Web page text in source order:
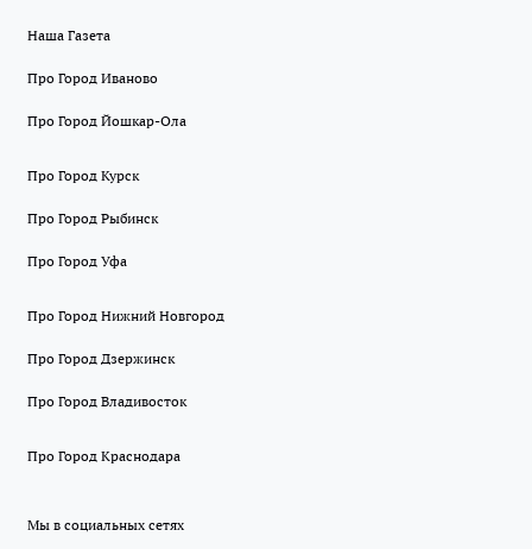
Наша Газета
Про Город Иваново
Про Город Йошкар-Ола
Про Город Курск
Про Город Рыбинск
Про Город Уфа
Про Город Нижний Новгород
Про Город Дзержинск
Про Город Владивосток
Про Город Краснодара
Мы в социальных сетях